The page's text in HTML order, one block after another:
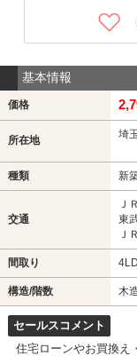
基本情報
価格
所在地 埼
種類 新
交通
Ｊ
東
Ｊ
間取り
構造/階数 木
セールスコメント
住宅ローンやお買換え